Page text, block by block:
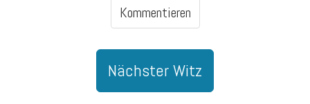
Kommentieren
Nächster Witz